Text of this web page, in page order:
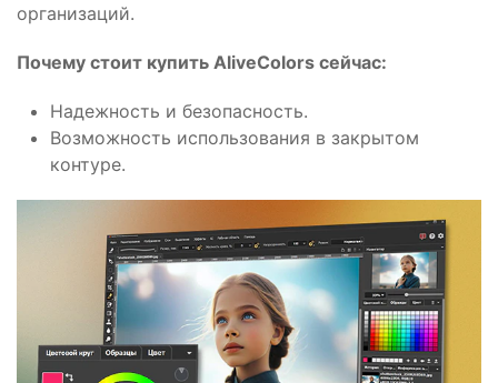
организаций.
Почему стоит купить AliveColors сейчас:
Надежность и безопасность.
Возможность использования в закрытом
контуре.